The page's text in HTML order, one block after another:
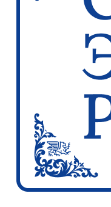
Previous